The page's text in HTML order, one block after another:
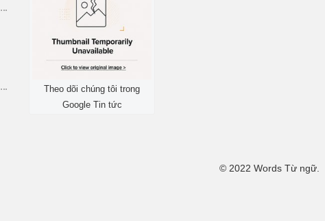
Theo dõi chúng tôi trong
Google Tin tức
© 2022 Words Từ ngữ.